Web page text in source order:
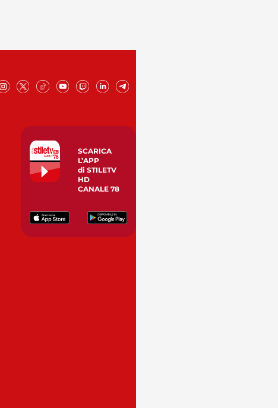
SCARICA
L’APP
di STILETV
HD
CANALE 78